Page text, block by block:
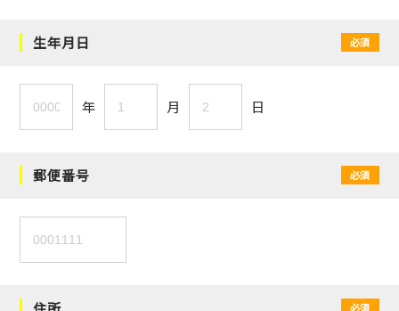
生年月日 必須
年 月 日
郵便番号 必須
必須